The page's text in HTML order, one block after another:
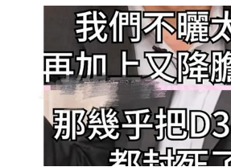
這個藥物的時候，正常的細胞因為有
機制，避免損害。 但缺乏p53的前列腺癌細胞就沒辦法啟
動這種保護機制，結果就直接進入 #細胞
一種餓死癌細胞的作用過程，而且從
是要通過藥物才能達到的效果，而不
吃、某仙丹無限量吃就能餓死癌細胞的。 . . . 這個發
義是，【發現了針對p53 基因缺陷的
的治療效果】 我特別提出這一點也是讓大家知道，有些治